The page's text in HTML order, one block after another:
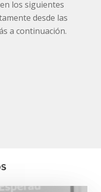
los siguientes
desde las
a continuación.